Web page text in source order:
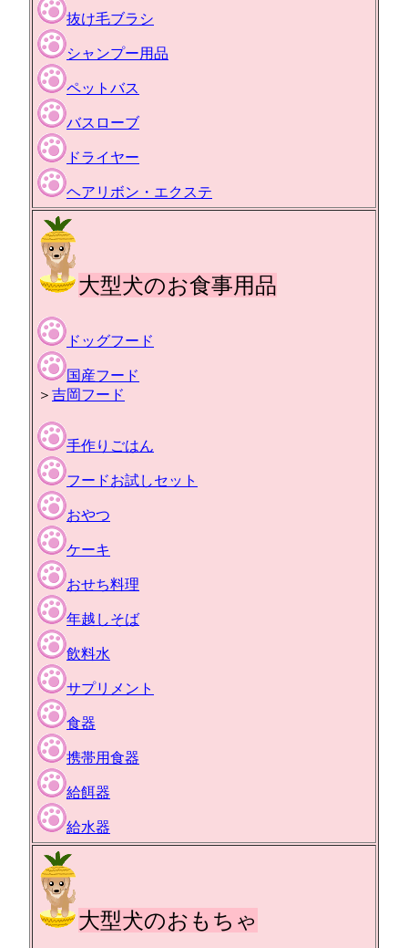
抜け毛ブラシ
シャンプー用品
ペットバス
バスローブ
ドライヤー
ヘアリボン・エクステ
大型犬のお食事用品
ドッグフード
国産フード
＞ 吉岡フード
手作りごはん
フードお試しセット
おやつ
ケーキ
おせち料理
年越しそば
飲料水
サプリメント
食器
携帯用食器
給餌器
給水器
大型犬のおもちゃ